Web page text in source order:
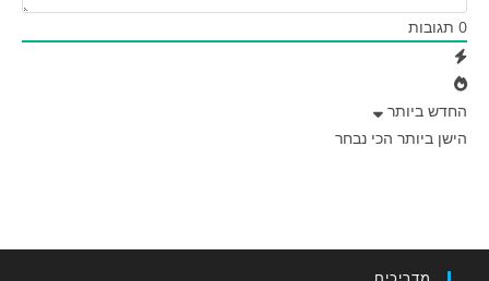
0 תגובות
החדש ביותר
הישן ביותר הכי נבחר